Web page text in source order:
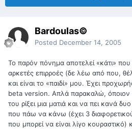
Bardoulas©
Posted December 14, 2005
Το παρόν πόνημα αποτελεί «κάτι»
αρκετές επιρροές (δε λέω από που,
και είναι το «παιδί» μου. Έχει
beta version. Απλά παρακαλώ, όποιον
του ρίξει μια ματιά και να πει κανά
που πάω να κάνω (έχει 3
που μπορεί να είναι λίγο